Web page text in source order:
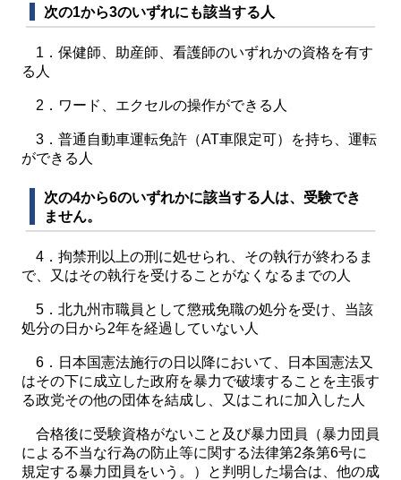
次の1から3のいずれにも該当する人
1．保健師、助産師、看護師のいずれかの資格を有す
る人
2．ワード、エクセルの操作ができる人
3．普通自動車運転免許（AT車限定可）を持ち、運転
ができる人
次の4から6のいずれかに該当する人は、受験でき
ません。
4．拘禁刑以上の刑に処せられ、その執行が終わるま
で、又はその執行を受けることがなくなるまでの人
5．北九州市職員として懲戒免職の処分を受け、当該
処分の日から2年を経過していない人
6．日本国憲法施行の日以降において、日本国憲法又
はその下に成立した政府を暴力で破壊することを主張す
る政党その他の団体を結成し、又はこれに加入した人
合格後に受験資格がないこと及び暴力団員（暴力団員
による不当な行為の防止等に関する法律第2条第6号に
規定する暴力団員をいう。）と判明した場合は、他の成